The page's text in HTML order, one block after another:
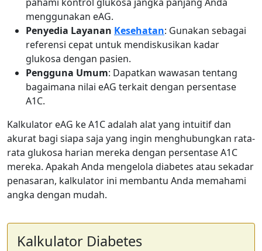
menggunakan eAG.
Penyedia Layanan Kesehatan: Gunakan sebagai
referensi cepat untuk mendiskusikan kadar
glukosa dengan pasien.
Pengguna Umum: Dapatkan wawasan tentang
bagaimana nilai eAG terkait dengan persentase
A1C.
Kalkulator eAG ke A1C adalah alat yang intuitif dan
akurat bagi siapa saja yang ingin menghubungkan rata-
rata glukosa harian mereka dengan persentase A1C
mereka. Apakah Anda mengelola diabetes atau sekadar
penasaran, kalkulator ini membantu Anda memahami
angka dengan mudah.
Kalkulator Diabetes